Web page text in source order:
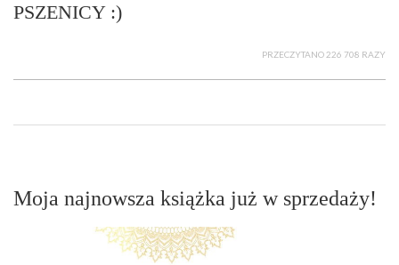
PSZENICY :)
PRZECZYTANO 226 708 RAZY
Moja najnowsza książka już w sprzedaży!